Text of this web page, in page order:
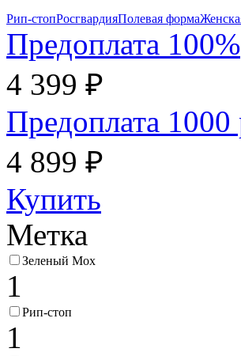
Рип-стопРосгвардияПолевая форма
Предоплата 100%
4 399 ₽
Предоплата
4 899 ₽
Купить
Метка
Зеленый Мох
1
Рип-стоп
1